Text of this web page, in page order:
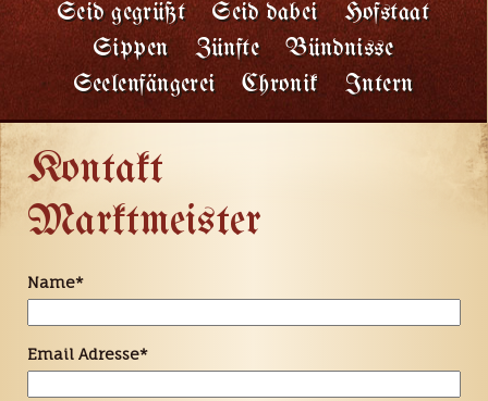
Seid gegrüßt Seid dabei
Hofstaat
Sippen
Zünfte
Bündnisse
Seelenfängerei
Chronik Intern
Kontakt
Marktmeister
Name*
Email Adresse*